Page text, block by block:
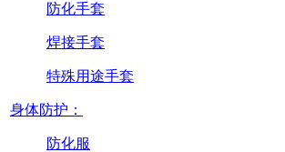
防化手套
焊接手套
特殊用途手套
身体防护：
防化服